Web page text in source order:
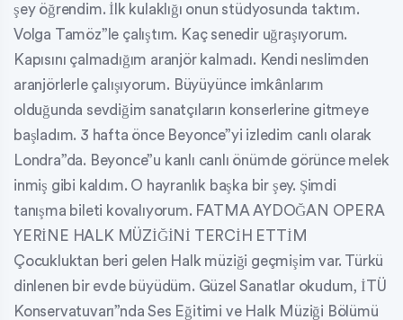
şey öğrendim. İlk kulaklığı onun stüdyosunda taktım.
Volga Tamöz”le çalıştım. Kaç senedir uğraşıyorum.
Kapısını çalmadığım aranjör kalmadı. Kendi neslimden
aranjörlerle çalışıyorum. Büyüyünce imkânlarım
olduğunda sevdiğim sanatçıların konserlerine gitmeye
başladım. 3 hafta önce Beyonce”yi izledim canlı olarak
Londra”da. Beyonce”u kanlı canlı önümde görünce melek
inmiş gibi kaldım. O hayranlık başka bir şey. Şimdi
tanışma bileti kovalıyorum. FATMA AYDOĞAN OPERA
YERİNE HALK MÜZİĞİNİ TERCİH ETTİM
Çocukluktan beri gelen Halk müziği geçmişim var. Türkü
dinlenen bir evde büyüdüm. Güzel Sanatlar okudum, İTÜ
Konservatuvarı”nda Ses Eğitimi ve Halk Müziği Bölümü